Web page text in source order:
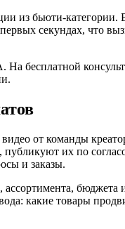
из бьюти-категории.
секундах, что
бесплатной
от команды
их по
и заказы.
бюджета
какие товары